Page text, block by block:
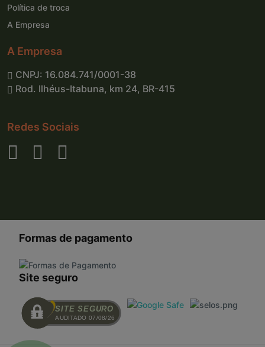
Política de troca
A Empresa
A Empresa
CNPJ: 16.084.741/0001-38
Rod. Ilhéus-Itabuna, km 24, BR-415
Redes Sociais
Formas de pagamento
Site seguro
SITE SEGURO
AUDITADO 07/08/26